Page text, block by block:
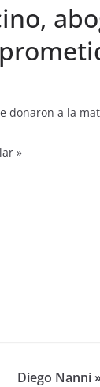
donaron a la
»
Diego Nanni